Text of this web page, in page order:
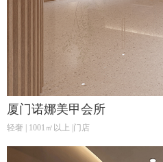
厦门诺娜美甲会所
轻奢 | 1001㎡以上 |门店